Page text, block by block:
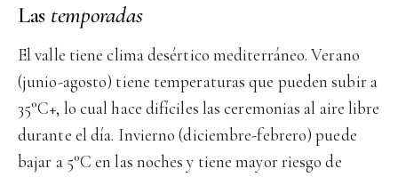
Las temporadas
El valle tiene clima desértico mediterráneo. Verano
(junio-agosto) tiene temperaturas que pueden subir a
35°C+, lo cual hace difíciles las ceremonias al aire libre
durante el día. Invierno (diciembre-febrero) puede
bajar a 5°C en las noches y tiene mayor riesgo de